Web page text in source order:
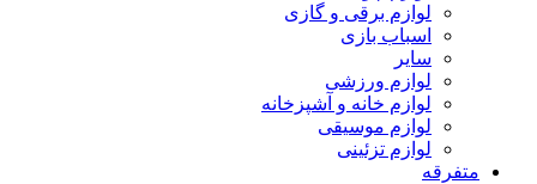
لوازم برقی و گازی
اسباب بازی
سایر
لوازم ورزشی
لوازم خانه و آشپزخانه
لوازم موسیقی
لوازم تزئینی
متفرقه